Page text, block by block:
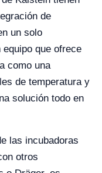
de
un solo
que ofrece
como una
de temperatura y
solución todo en
las incubadoras
otros